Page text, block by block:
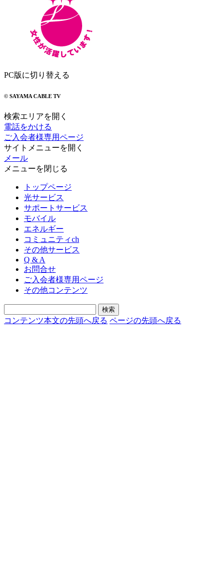
PC版に切り替える
© SAYAMA CABLE TV
検索エリアを開く
電話をかける
ご入会者様専用ページ
サイトメニューを開く
メール
メニューを閉じる
トップページ
光サービス
サポートサービス
モバイル
エネルギー
コミュニティch
その他サービス
Q & A
お問合せ
ご入会者様専用ページ
その他コンテンツ
コンテンツ本文の先頭へ戻る ページの先頭へ戻る